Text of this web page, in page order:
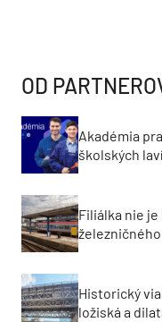
OD
Akadémia
školských
Filiálka nie
Historický
ložiská a